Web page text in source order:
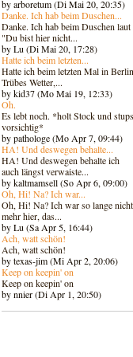
by arboretum (Di Mai 20, 20:35)
Danke. Ich hab beim Duschen...
Danke. Ich hab beim Duschen laut
"Du bist hier nicht...
by Lu (Di Mai 20, 17:28)
Hatte ich beim letzten...
Hatte ich beim letzten Mal in
Trübes Wetter,...
by kid37 (Mo Mai 19, 12:33)
Oh.
Es lebt noch. *holt Stock und
vorsichtig*
by pathologe (Mo Apr 7, 09:44)
HA! Und deswegen behalte...
HA! Und deswegen behalte ich
auch längst verwaiste...
by kaltmamsell (So Apr 6, 09:00)
Oh, Hi! Na? Ich war...
Oh, Hi! Na? Ich war so lange nicht
mehr hier, das...
by Lu (Sa Apr 5, 16:44)
Ach, watt schön!
Ach, watt schön!
by texas-jim (Mi Apr 2, 20:06)
Keep on keepin' on
Keep on keepin' on
by nnier (Di Apr 1, 20:50)